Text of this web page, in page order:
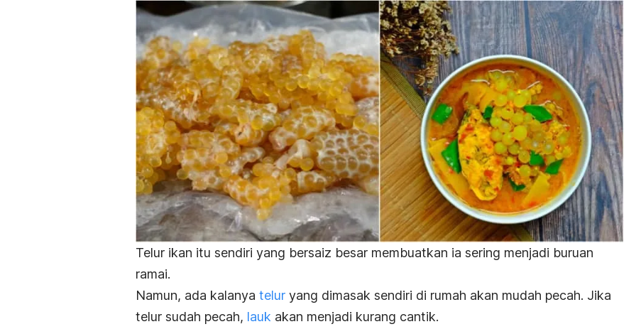
Telur ikan itu sendiri yang bersaiz besar membuatkan ia sering menjadi buruan
ramai.
Namun, ada kalanya telur yang dimasak sendiri di rumah akan mudah pecah. Jika
telur sudah pecah, lauk akan menjadi kurang cantik.